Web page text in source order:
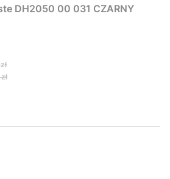
DH2050 00 031 CZARNY